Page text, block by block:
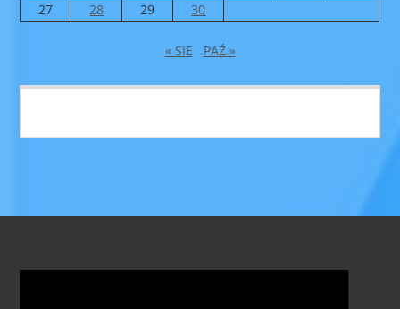
27
28 29 30
« SIE PAŹ »